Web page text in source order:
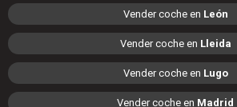
Vender coche en León
Vender coche en Lleida
Vender coche en Lugo
Vender coche en Madrid